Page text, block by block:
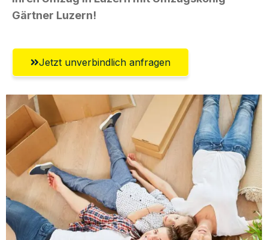
Gärtner Luzern!
Jetzt unverbindlich anfragen